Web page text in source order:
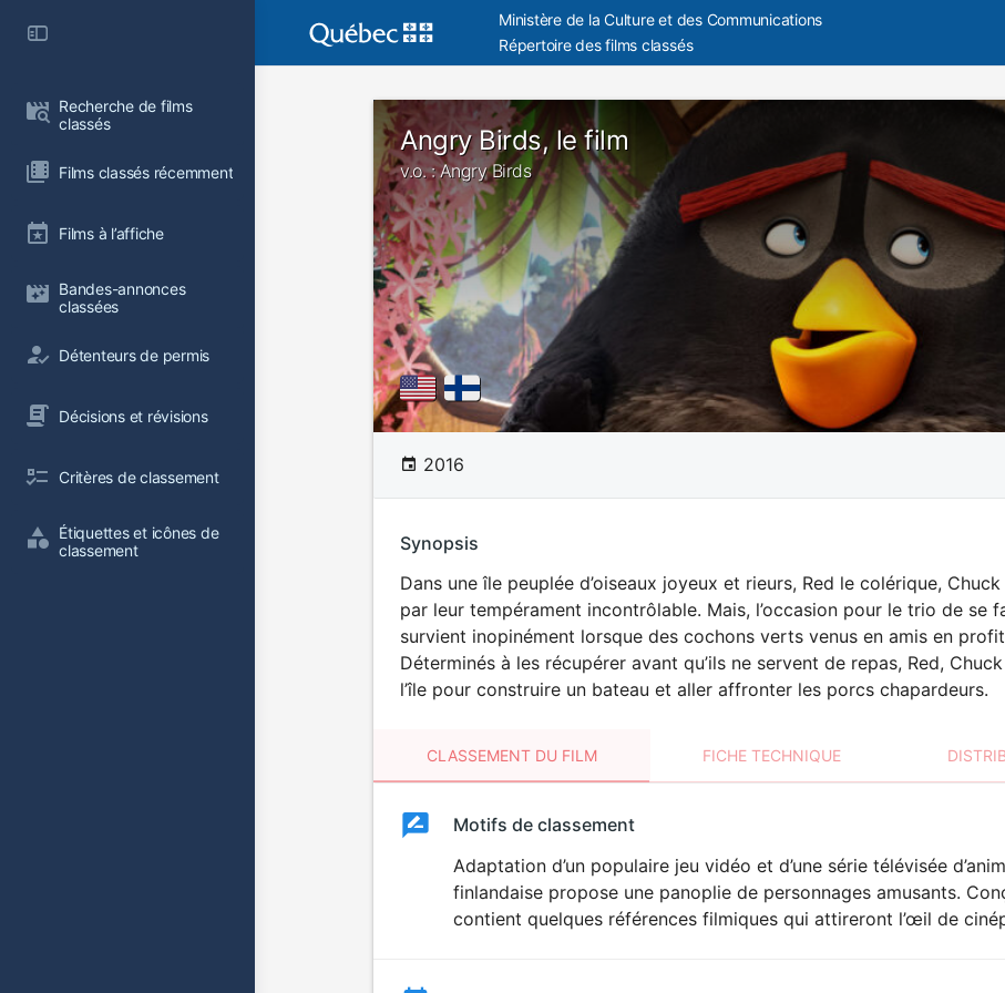
Recherche de films
classés
Films classés récemment
Films à l’affiche
Bandes-annonces
classées
Détenteurs de permis
Décisions et révisions
Critères de classement
Étiquettes et icônes de
classement
Ministère de la Culture et des Communications
Répertoire des films classés
Angry Birds, le film
v.o. : Angry Birds
2016
Synopsis
Dans une île peuplée d’oiseaux joyeux et rieurs, Red le colérique,
par leur tempérament incontrôlable. Mais, l’occasion pour le trio de se
survient inopinément lorsque des cochons verts venus en amis en
Déterminés à les récupérer avant qu’ils ne servent de repas, Red,
l’île pour construire un bateau et aller affronter les porcs chapardeurs.
CLASSEMENT DU FILM FICHE TECHNIQUE
ClassementClassement
Motifs de classement
Adaptation d’un populaire jeu vidéo et d’une série télévisée
finlandaise propose une panoplie de personnages amusants.
contient quelques références filmiques qui attireront l’œil de